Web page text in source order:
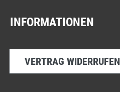
INFORMATIONEN
VERTRAG WIDERRUFEN